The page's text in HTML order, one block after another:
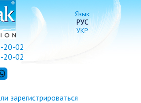
Язык:
РУС
УКР
зарегистрироваться
20-02
20-02